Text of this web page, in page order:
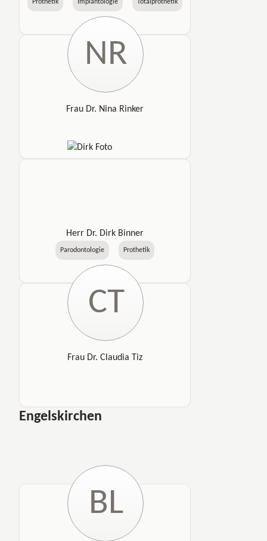
Prothetik Implantologie Totalprothetik
NR
Frau Dr. Nina Rinker
Herr Dr. Dirk Binner
Parodontologie Prothetik
CT
Frau Dr. Claudia Tiz
Engelskirchen
BL